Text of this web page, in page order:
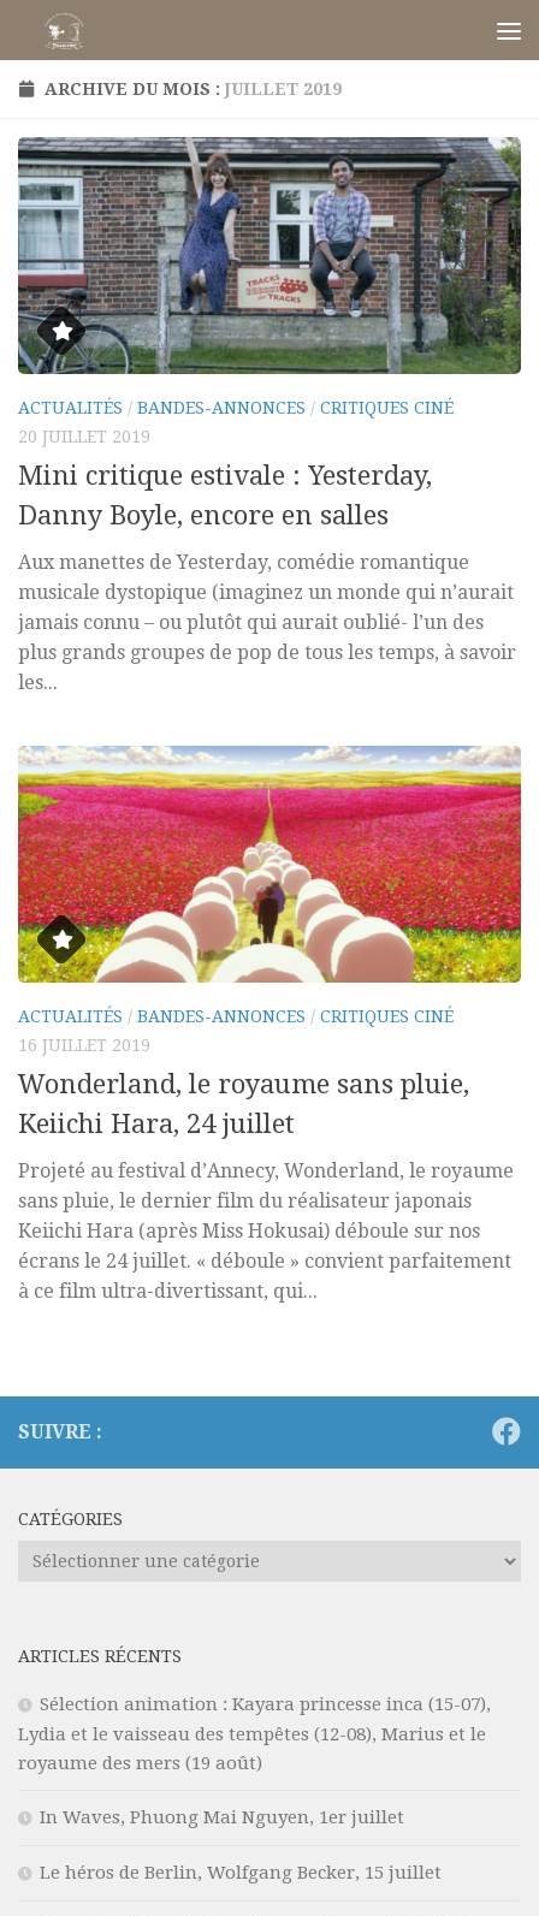
Skip to content
ARCHIVE DU MOIS : JUILLET 2019
ACTUALITÉS / BANDES-ANNONCES / CRITIQUES CINÉ
20 JUILLET 2019
Mini critique estivale : Yesterday,
Danny Boyle, encore en salles
Aux manettes de Yesterday, comédie romantique
musicale dystopique (imaginez un monde qui n’aurait
jamais connu – ou plutôt qui aurait oublié- l’un des
plus grands groupes de pop de tous les temps, à savoir
les...
ACTUALITÉS / BANDES-ANNONCES / CRITIQUES CINÉ
16 JUILLET 2019
Wonderland, le royaume sans pluie,
Keiichi Hara, 24 juillet
Projeté au festival d’Annecy, Wonderland, le royaume
sans pluie, le dernier film du réalisateur japonais
Keiichi Hara (après Miss Hokusai) déboule sur nos
écrans le 24 juillet. « déboule » convient parfaitement
à ce film ultra-divertissant, qui...
SUIVRE :
CATÉGORIES
Catégories
ARTICLES RÉCENTS
Sélection animation : Kayara princesse inca (15-07),
Lydia et le vaisseau des tempêtes (12-08), Marius et le
royaume des mers (19 août)
In Waves, Phuong Mai Nguyen, 1er juillet
Le héros de Berlin, Wolfgang Becker, 15 juillet